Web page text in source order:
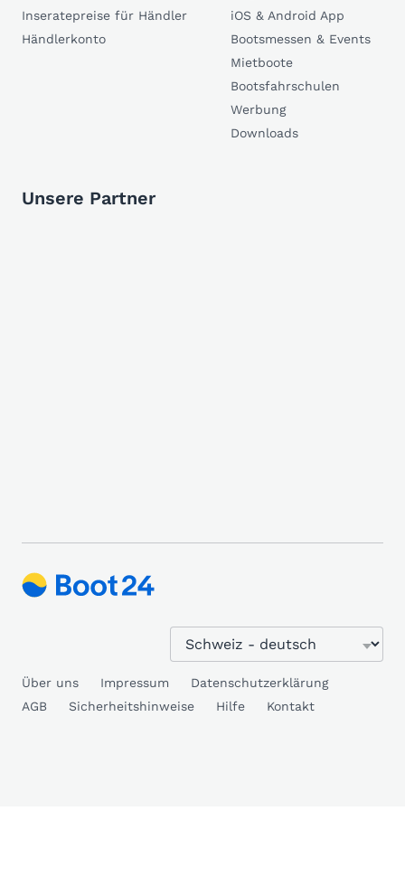
Inseratepreise für Händler
Händlerkonto
iOS & Android App
Bootsmessen & Events
Mietboote
Bootsfahrschulen
Werbung
Downloads
Unsere Partner
Über uns Impressum
Datenschutzerklärung
AGB
Sicherheitshinweise Hilfe Kontakt